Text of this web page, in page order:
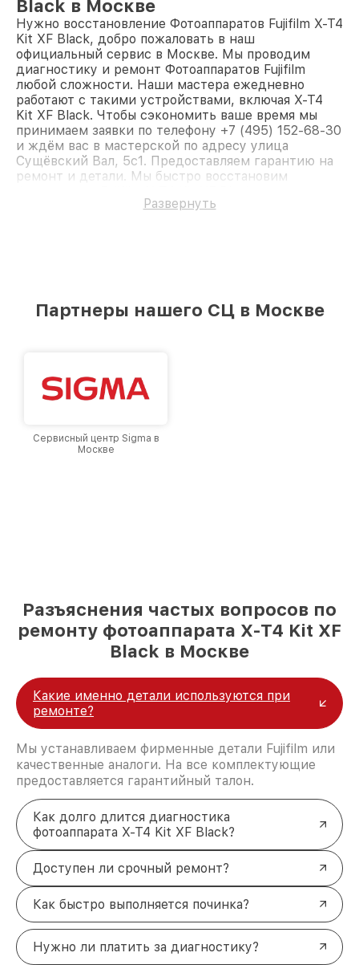
Black в Москве
Нужно восстановление Фотоаппаратов Fujifilm X-T4
Kit XF Black, добро пожаловать в наш
официальный сервис в Москве. Мы проводим
диагностику и ремонт Фотоаппаратов Fujifilm
любой сложности. Наши мастера ежедневно
работают с такими устройствами, включая X-T4
Kit XF Black. Чтобы сэкономить ваше время мы
принимаем заявки по телефону +7 (495) 152-68-30
и ждём вас в мастерской по адресу улица
Сущёвский Вал, 5с1. Предоставляем гарантию на
ремонт и детали. Мы быстро восстановим
Развернуть
Партнеры нашего СЦ в Москве
Сервисный центр Sigma в
Москве
Разъяснения частых вопросов по
ремонту фотоаппарата X-T4 Kit XF
Black в Москве
Какие именно детали используются при
ремонте?
Мы устанавливаем фирменные детали Fujifilm или
качественные аналоги. На все комплектующие
предоставляется гарантийный талон.
Как долго длится диагностика
фотоаппарата X-T4 Kit XF Black?
Доступен ли срочный ремонт?
Как быстро выполняется починка?
Нужно ли платить за диагностику?